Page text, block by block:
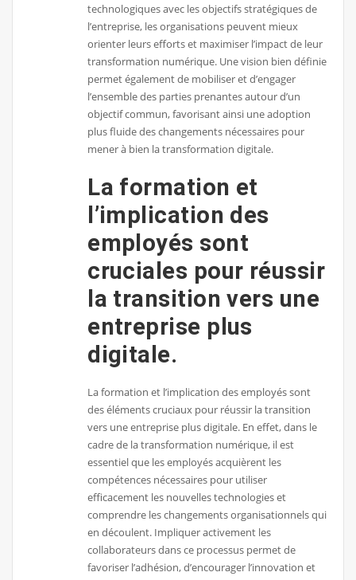
technologiques avec les objectifs stratégiques de
l’entreprise, les organisations peuvent mieux
orienter leurs efforts et maximiser l’impact de leur
transformation numérique. Une vision bien définie
permet également de mobiliser et d’engager
l’ensemble des parties prenantes autour d’un
objectif commun, favorisant ainsi une adoption
plus fluide des changements nécessaires pour
mener à bien la transformation digitale.
La formation et
l’implication des
employés sont
cruciales pour réussir
la transition vers une
entreprise plus
digitale.
La formation et l’implication des employés sont
des éléments cruciaux pour réussir la transition
vers une entreprise plus digitale. En effet, dans le
cadre de la transformation numérique, il est
essentiel que les employés acquièrent les
compétences nécessaires pour utiliser
efficacement les nouvelles technologies et
comprendre les changements organisationnels qui
en découlent. Impliquer activement les
collaborateurs dans ce processus permet de
favoriser l’adhésion, d’encourager l’innovation et